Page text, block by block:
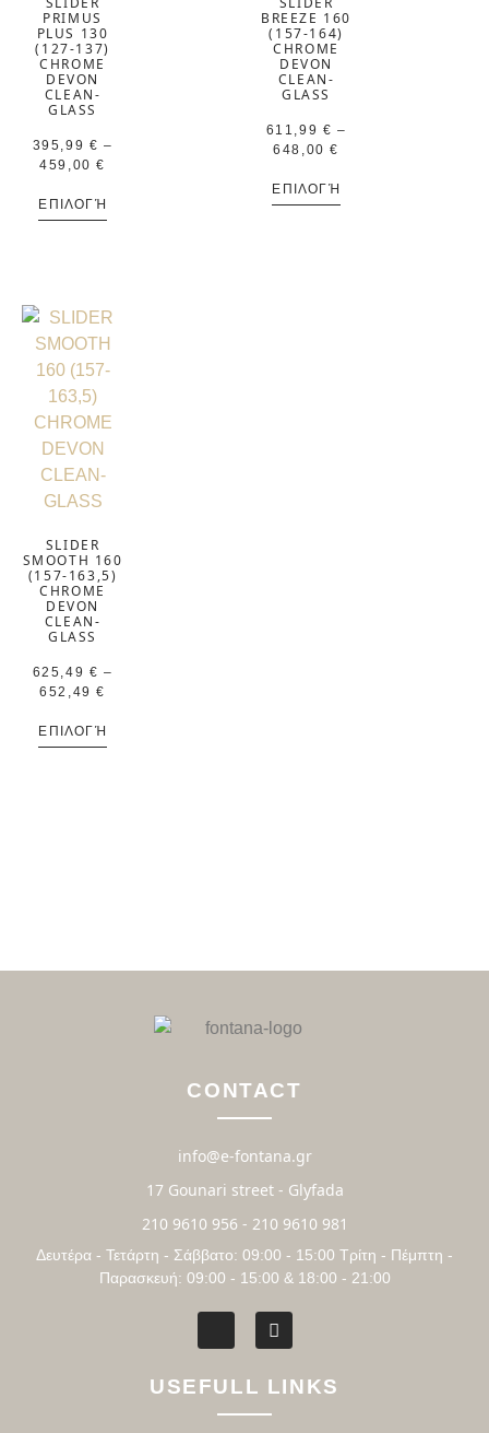
PRIMUS
PLUS 130
(127-137)
CHROME
DEVON
CLEAN-
GLASS
395,99 € –
459,00€
ΕΠΙΛΟΓΉ
BREEZE 160
(157-164)
CHROME
DEVON
CLEAN-
GLASS
611,99 € –
648,00€
ΕΠΙΛΟΓΉ
SLIDER
SMOOTH 160
(157-163,5)
CHROME
DEVON
CLEAN-
GLASS
625,49 € –
652,49€
ΕΠΙΛΟΓΉ
CONTACT
info@e-fontana.gr
17 Gounari street - Glyfada
210 9610 956 - 210 9610 981
Δευτέρα - Τετάρτη - Σάββατο: 09:00 - 15:00 Τρίτη - Πέμπτη -
Παρασκευή: 09:00 - 15:00 & 18:00 - 21:00
USEFULL LINKS